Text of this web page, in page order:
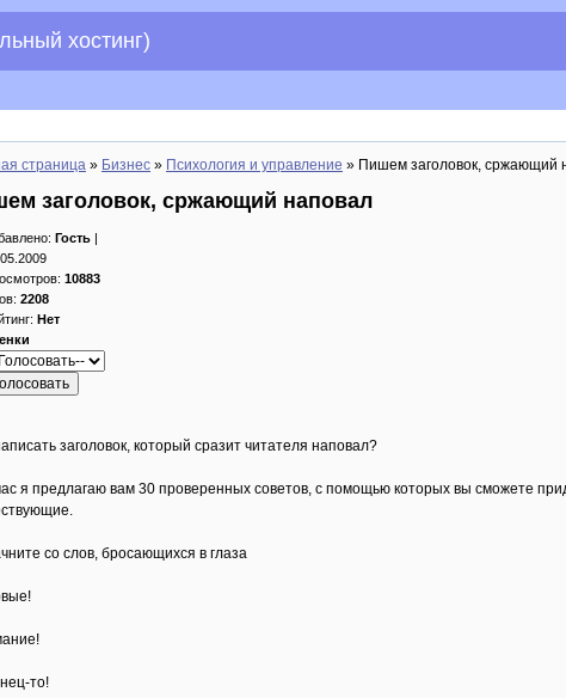
хостинг)
страница » Бизнес » Психология и управление » Пишем заголовок, сржающий
заголовок, сржающий наповал
Гость |
10883
2208
Нет
заголовок, который сразит читателя наповал?
я предлагаю вам 30 проверенных советов, с помощью которых вы сможете
со слов, бросающихся в глаза
то!